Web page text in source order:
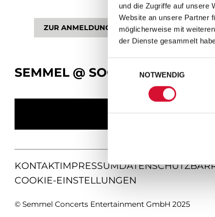
und die Zugriffe auf unsere
Website an unsere Partner
möglicherweise mit
der Dienste gesammelt
NOTWENDIG
ZUR ANMELDUNG
SEMMEL @ SOCIAL MEDIA
KONTAKTIMPRESSUMDATENSCHUTZ
COOKIE-EINSTELLUNGEN
© Semmel Concerts Entertainment GmbH 2025